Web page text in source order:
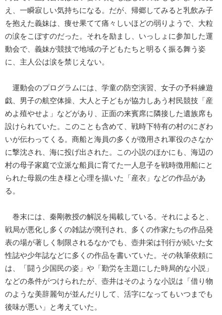
え、一瞬寂しい気持ちになる。だが、帰郷してみると乳飲み子
を抱えた義妹は、痩せ果てて痛々しいほどの弱りようで、大粒
の涙をこぼすのだった。それを励まし、いっしょに参加した運
動会で、義妹が競技で地域の子どもたちと明るく振る舞う姿
に、主人公は涙を禁じえない。
運動会のプログラムには、学童の防空演習、女子の予科練遊
戯、男子の航空体操、大人と子どもが協力しあう村民競技「産
めよ殖やせよ」などがあり、正面の来賓席に隣接した遺族席も
設けられていた。このことも含めて、戦時下特有の村のにぎわ
いが伝わってくる。商船と海員の多くが徴用され軍役のさなか
に撃沈され、海に投げ出された。この小説のほかにも、海辺の
村の母子家庭で立派な船員に育てた一人息子を戦時徴用船にと
られた母親の生き様と心理を描いた「産衣」などの作品があ
る。
巻末には、秦剛教授の解説を掲載している。それによると、
戦局が悪化し多くの雑誌が廃刊され、多くの作家たちの作品発
表の場が著しく制限されるなかでも、壺井栄は刊行が続いた女
性誌や少年誌などに多くの作品を書いていた。その執筆依頼に
は、「闘う少国民の姿」や「勤労を主題にした時局的な小説」
などの条件がつけられたが、壺井はそのような小説は「借り物
のような美辞麗句が並んだりして、活字になってもいつまでも
後味が悪い」と考えていた。